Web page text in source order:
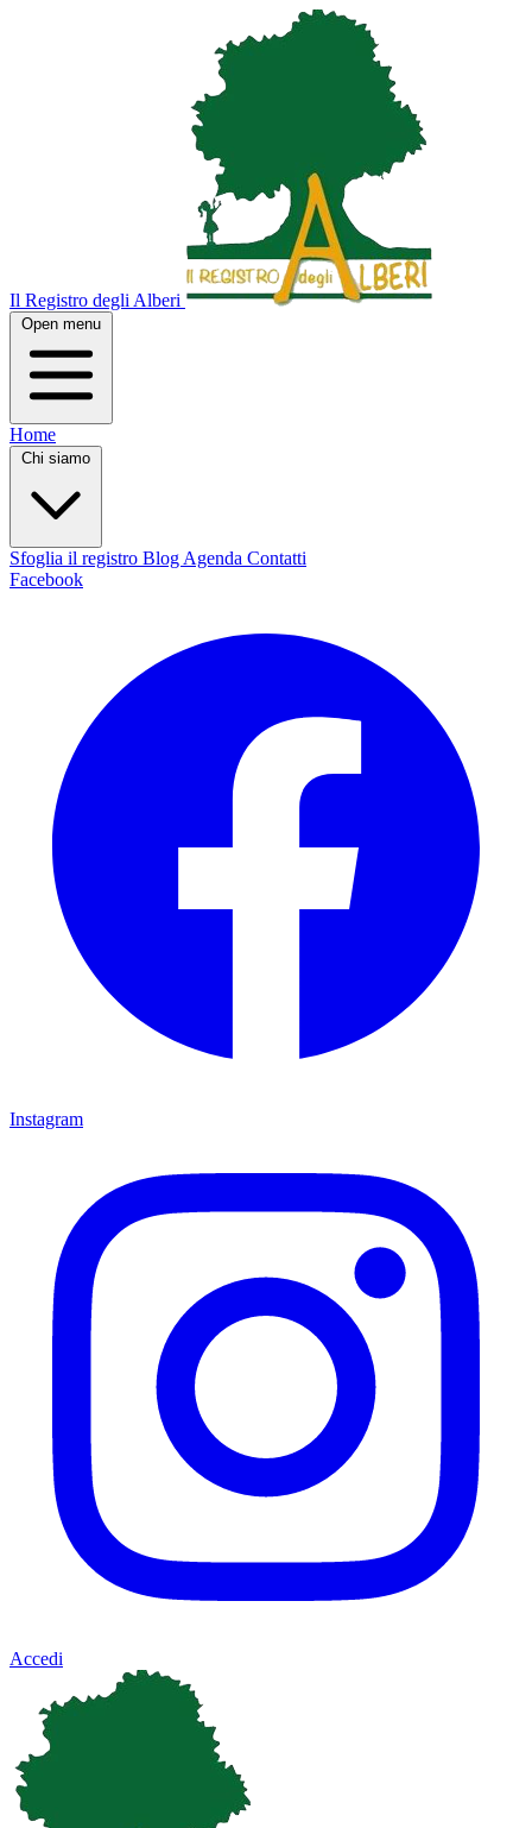
Il Registro degli Alberi
Open menu
Home
Chi siamo
Sfoglia il registro Blog Agenda Contatti
Facebook
Instagram
Accedi